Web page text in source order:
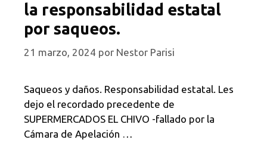
la responsabilidad estatal
por saqueos.
21 marzo, 2024 por Nestor Parisi
Saqueos y daños. Responsabilidad estatal. Les
dejo el recordado precedente de
SUPERMERCADOS EL CHIVO -fallado por la
Cámara de Apelación …